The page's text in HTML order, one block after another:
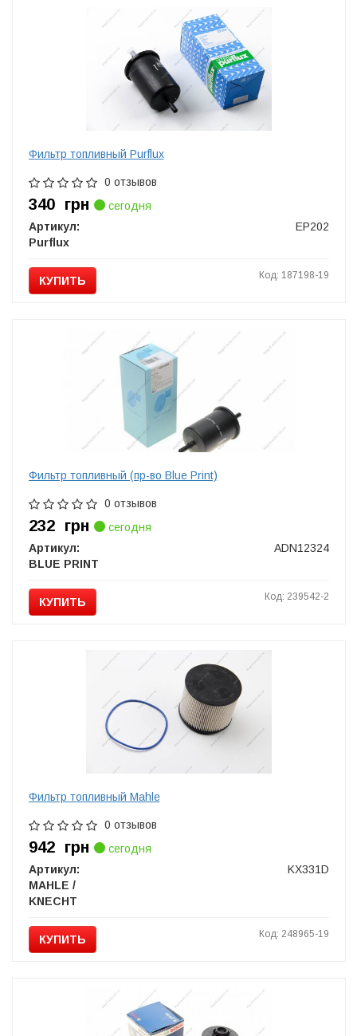
Фильтр топливный Purflux
0 отзывов
340 грн
сегодня
Артикул:
EP202
Purflux
КУПИТЬ Код: 187198-19
Фильтр топливный (пр-во Blue Print)
0 отзывов
232 грн
сегодня
Артикул:
ADN12324
BLUE PRINT
КУПИТЬ Код: 239542-2
Фильтр топливный Mahle
0 отзывов
942 грн
сегодня
Артикул:
KX331D
MAHLE /
KNECHT
КУПИТЬ Код: 248965-19